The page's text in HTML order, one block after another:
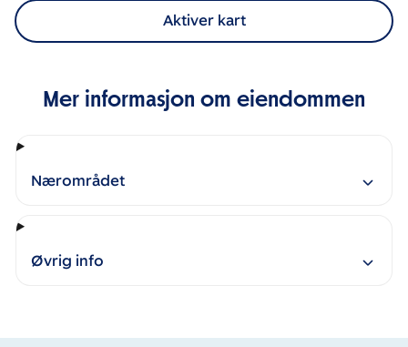
Aktiver kart
Mer informasjon om eiendommen
Nærområdet
Øvrig info